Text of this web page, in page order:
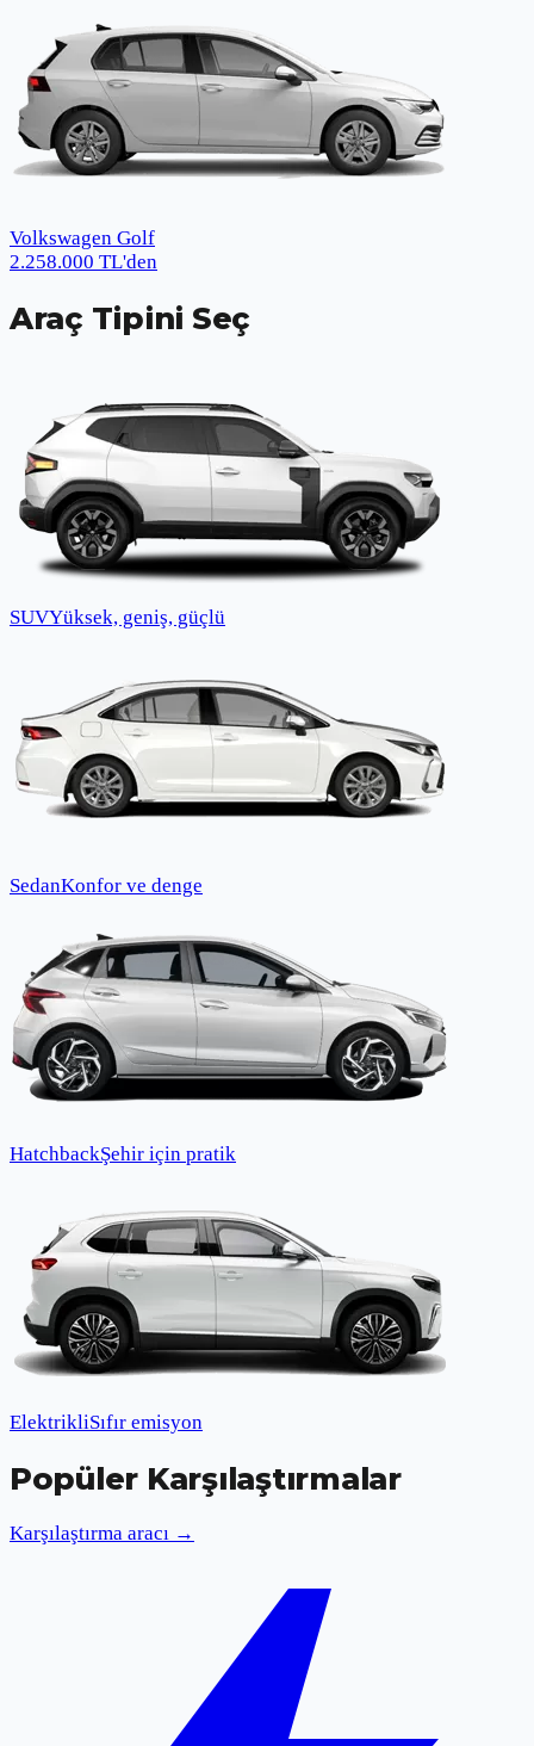
Volkswagen Golf
2.258.000 TL'den
Araç Tipini Seç
SUVYüksek, geniş, güçlü
SedanKonfor ve denge
HatchbackŞehir için pratik
ElektrikliSıfır emisyon
Popüler Karşılaştırmalar
Karşılaştırma aracı →